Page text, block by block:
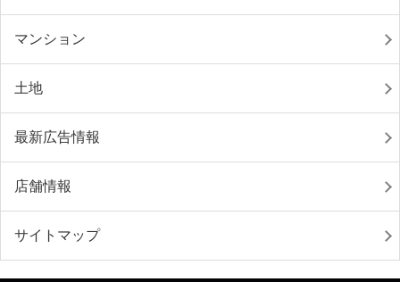
マンション
土地
最新広告情報
店舗情報
サイトマップ